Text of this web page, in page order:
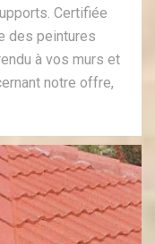
Certifiée
des peintures
à vos murs et
notre offre,